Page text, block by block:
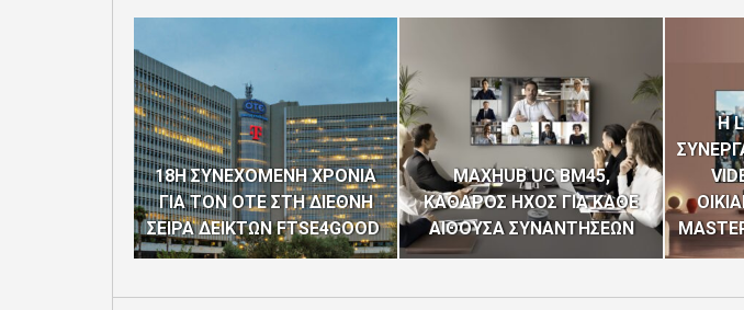
18Η ΣΥΝΕΧΟΜΕΝΗ ΧΡΟΝΙΑ
ΓΙΑ ΤΟΝ ΟΤΕ ΣΤΗ ΔΙΕΘΝΗ
ΣΕΙΡΑ ΔΕΙΚΤΩΝ FTSE4GOOD
MAXHUB UC BM45,
ΚΑΘΑΡΟΣ ΗΧΟΣ ΓΙΑ ΚΑΘΕ
ΑΙΘΟΥΣΑ ΣΥΝΑΝΤΗΣΕΩΝ
H